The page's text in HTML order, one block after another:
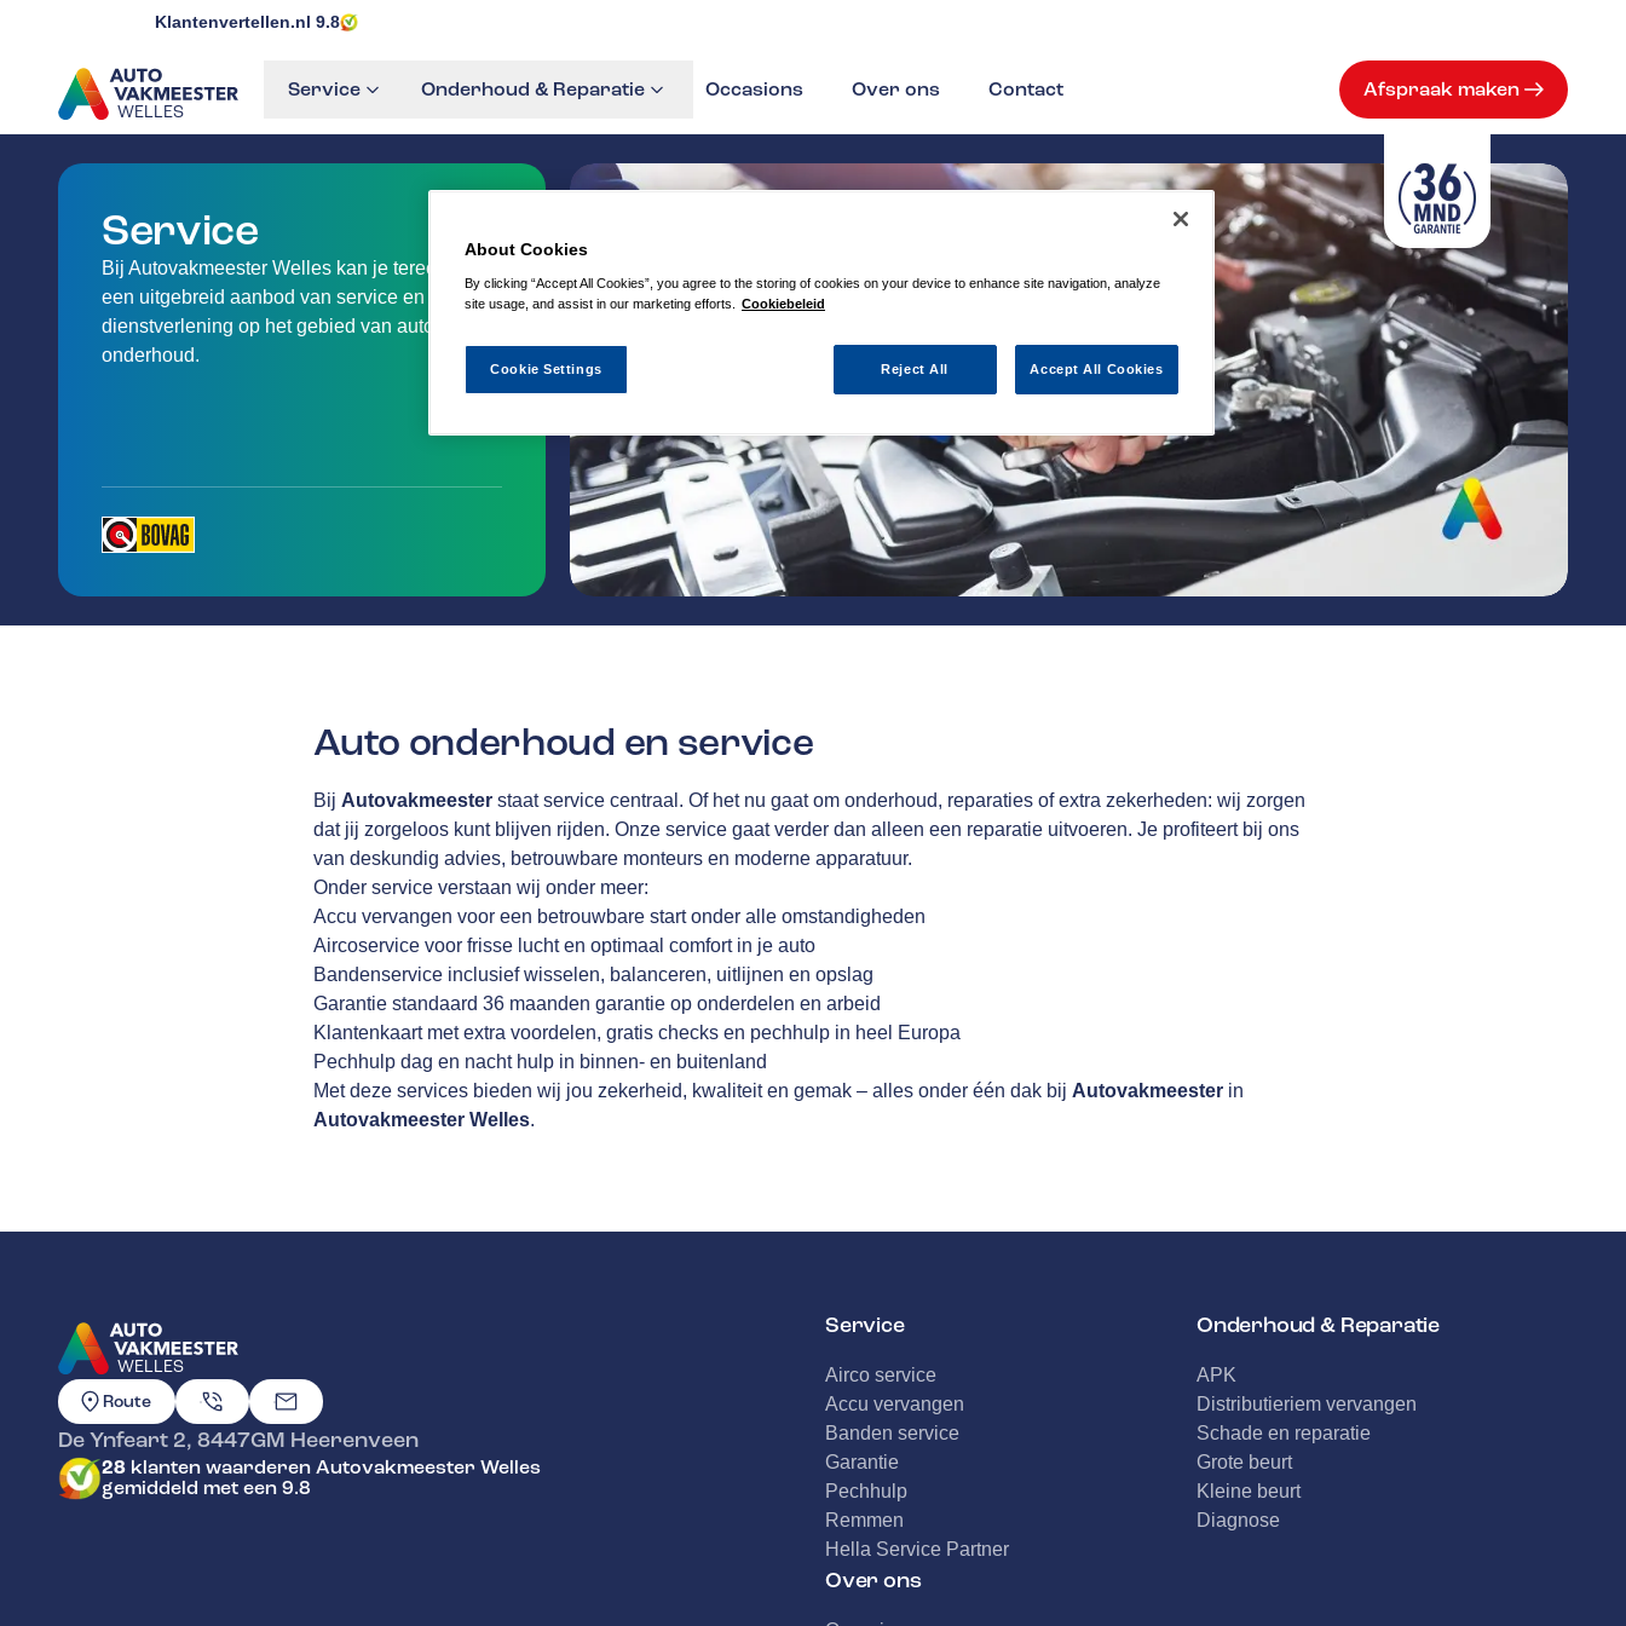
About Cookies
By clicking “Accept All Cookies”, you agree to the storing of cookies on your device to enhance site navigation, analyze
site usage, and assist in our marketing efforts.
Cookiebeleid
Reject All Accept All Cookies
Cookie Settings
Klantenvertellen.nl 9.8
WELLES
GA NAAR DE HOMEPAGINA
Service Onderhoud & Reparatie Occasions Over ons Contact Afspraak maken
Service
Bij Autovakmeester Welles kan je terecht voor
een uitgebreid aanbod van service en
dienstverlening op het gebied van auto-
onderhoud.
Auto onderhoud en service
Bij Autovakmeester staat service centraal. Of het nu gaat om onderhoud, reparaties of extra zekerheden: wij zorgen
dat jij zorgeloos kunt blijven rijden. Onze service gaat verder dan alleen een reparatie uitvoeren. Je profiteert bij ons
van deskundig advies, betrouwbare monteurs en moderne apparatuur.
Onder service verstaan wij onder meer:
Accu vervangen voor een betrouwbare start onder alle omstandigheden
Aircoservice voor frisse lucht en optimaal comfort in je auto
Bandenservice inclusief wisselen, balanceren, uitlijnen en opslag
Garantie standaard 36 maanden garantie op onderdelen en arbeid
Klantenkaart met extra voordelen, gratis checks en pechhulp in heel Europa
Pechhulp dag en nacht hulp in binnen- en buitenland
Met deze services bieden wij jou zekerheid, kwaliteit en gemak – alles onder één dak bij Autovakmeester in
Autovakmeester Welles.
WELLES
GA NAAR DE HOMEPAGINA
Route
De Ynfeart 2, 8447GM Heerenveen
28 klanten waarderen Autovakmeester Welles
gemiddeld met een 9.8
Service
Airco service
Accu vervangen
Banden service
Garantie
Pechhulp
Remmen
Hella Service Partner
Onderhoud & Reparatie
APK
Distributieriem vervangen
Schade en reparatie
Grote beurt
Kleine beurt
Diagnose
Over ons